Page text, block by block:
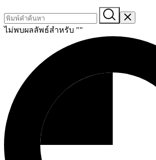
ไม่พบผลลัพธ์สำหรับ ""